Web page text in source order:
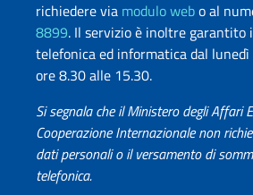
richiedere via modulo webo al
8899. Il servizio è inoltre garantito
telefonica ed informatica dal
ore 8.30 alle 15.30.
Si segnala che il Ministero degli Affari
Cooperazione Internazionale non
dati personali o il versamento di
telefonica.